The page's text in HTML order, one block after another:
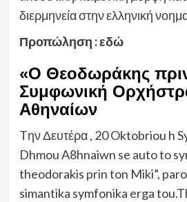
διερμηνεία στην ελληνική
Προπώληση : εδώ
«Ο Θεοδωράκης
Συμφωνική
Αθηναίων
Tην Δευτέρα , 20 Oktobriou h
Dhmou A8hnaiwn se auto to
theodorakis prin ton Miki”,
simantika symfonika erga